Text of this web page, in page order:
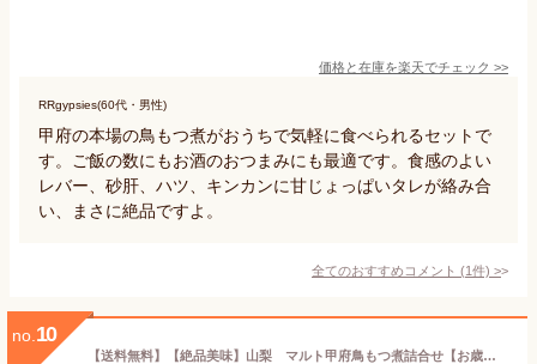
価格と在庫を楽天でチェック >>
RRgypsies(60代・男性)
甲府の本場の鳥もつ煮がおうちで気軽に食べられるセットで
す。ご飯の数にもお酒のおつまみにも最適です。食感のよい
レバー、砂肝、ハツ、キンカンに甘じょっぱいタレが絡み合
い、まさに絶品ですよ。
全てのおすすめコメント (1件) >
no. 10
【送料無料】【絶品美味】山梨 マルト甲府鳥もつ煮詰合せ【お歳暮・お中元・ギフトに】【代引き不可】